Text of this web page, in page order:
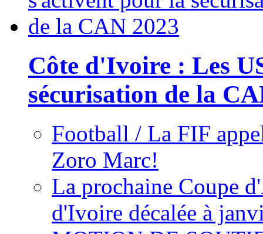
Côte d'Ivoire : Les
sécurisation de la
Football / La FIF
Zoro Marc!
La prochaine Coupe
d'Ivoire décalée à